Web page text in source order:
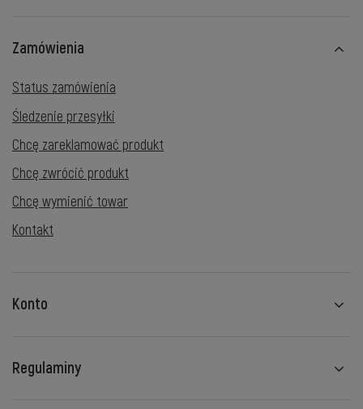
Zamówienia
Status zamówienia
Śledzenie przesyłki
Chcę zareklamować produkt
Chcę zwrócić produkt
Chcę wymienić towar
Kontakt
Konto
Regulaminy